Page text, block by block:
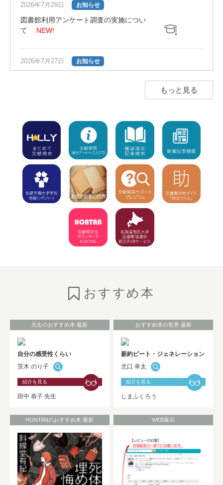
2026年7月29日 お知らせ
図書館利用アンケート調査の実施につい
て
NEW!
2026年7月27日 お知らせ
図書館ボランティア団体「HONTAN」の
インスタグラムのお知らせ
NEW!
2026年7月23日 注意
学外利用者（高校生含む）の入館不可
【7/8～8/1】8/2（休館）、8/3から利用
お知らせ
お知らせ
（No.325★2026 Summer）
NEW!
2026年7月1日
HONTAN黒板展示が更新されました！！
NEW!
Westlaw Japan 判例・法令関係データベ
ーストライアルのお知らせ（9/30まで）
NEW!
2026年6月30日 お知らせ
もっと見る
おすすめ本
先生のおすすめ本 最新
自分の感受性くらい
茨木 のり子
紹介を見る
田中 恭子 先生
おすすめ本の世界 最新
新約ビート・ジェネレーション
北口 幸太
紹介を見る
しまふくろう
HONTANのおすすめ本 最新 WEB展示